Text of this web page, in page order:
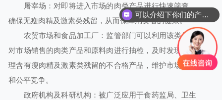
屠宰场：对即将进入市场的肉类产品进行快速筛查，
确保无瘦肉精及激素类残留，从而保障消费者的健康。
农贸市场和食品加工厂：监管部门可以利用该类仪器
对市场销售的肉类产品和原料肉进行抽检，及时发现并处
理含有瘦肉精及激素类残留的不合格产品，维护市场秩序
和公平竞争。
政府机构及科研机构：被广泛应用于食药监局、卫生
可以介绍下你们的产品么